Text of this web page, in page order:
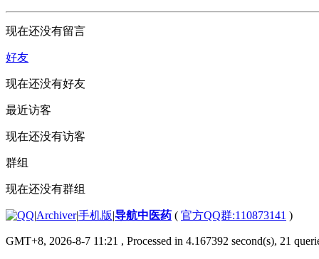
现在还没有留言
好友
现在还没有好友
最近访客
现在还没有访客
群组
现在还没有群组
|Archiver|手机版|导航中医药 ( 官方QQ群:110873141 )
GMT+8, 2026-8-7 11:21 , Processed in 4.167392 second(s), 21